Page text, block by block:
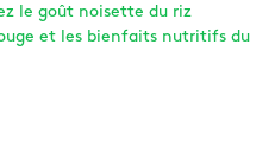
le goût noisette du riz
et les bienfaits nutritifs du